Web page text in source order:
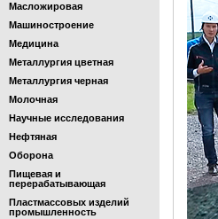
Масложировая
Машиностроение
Медицина
Металлургия цветная
Металлургия черная
Молочная
Научные исследования
Нефтяная
Оборона
Пищевая и
перерабатывающая
Пластмассовых изделий
промышленность